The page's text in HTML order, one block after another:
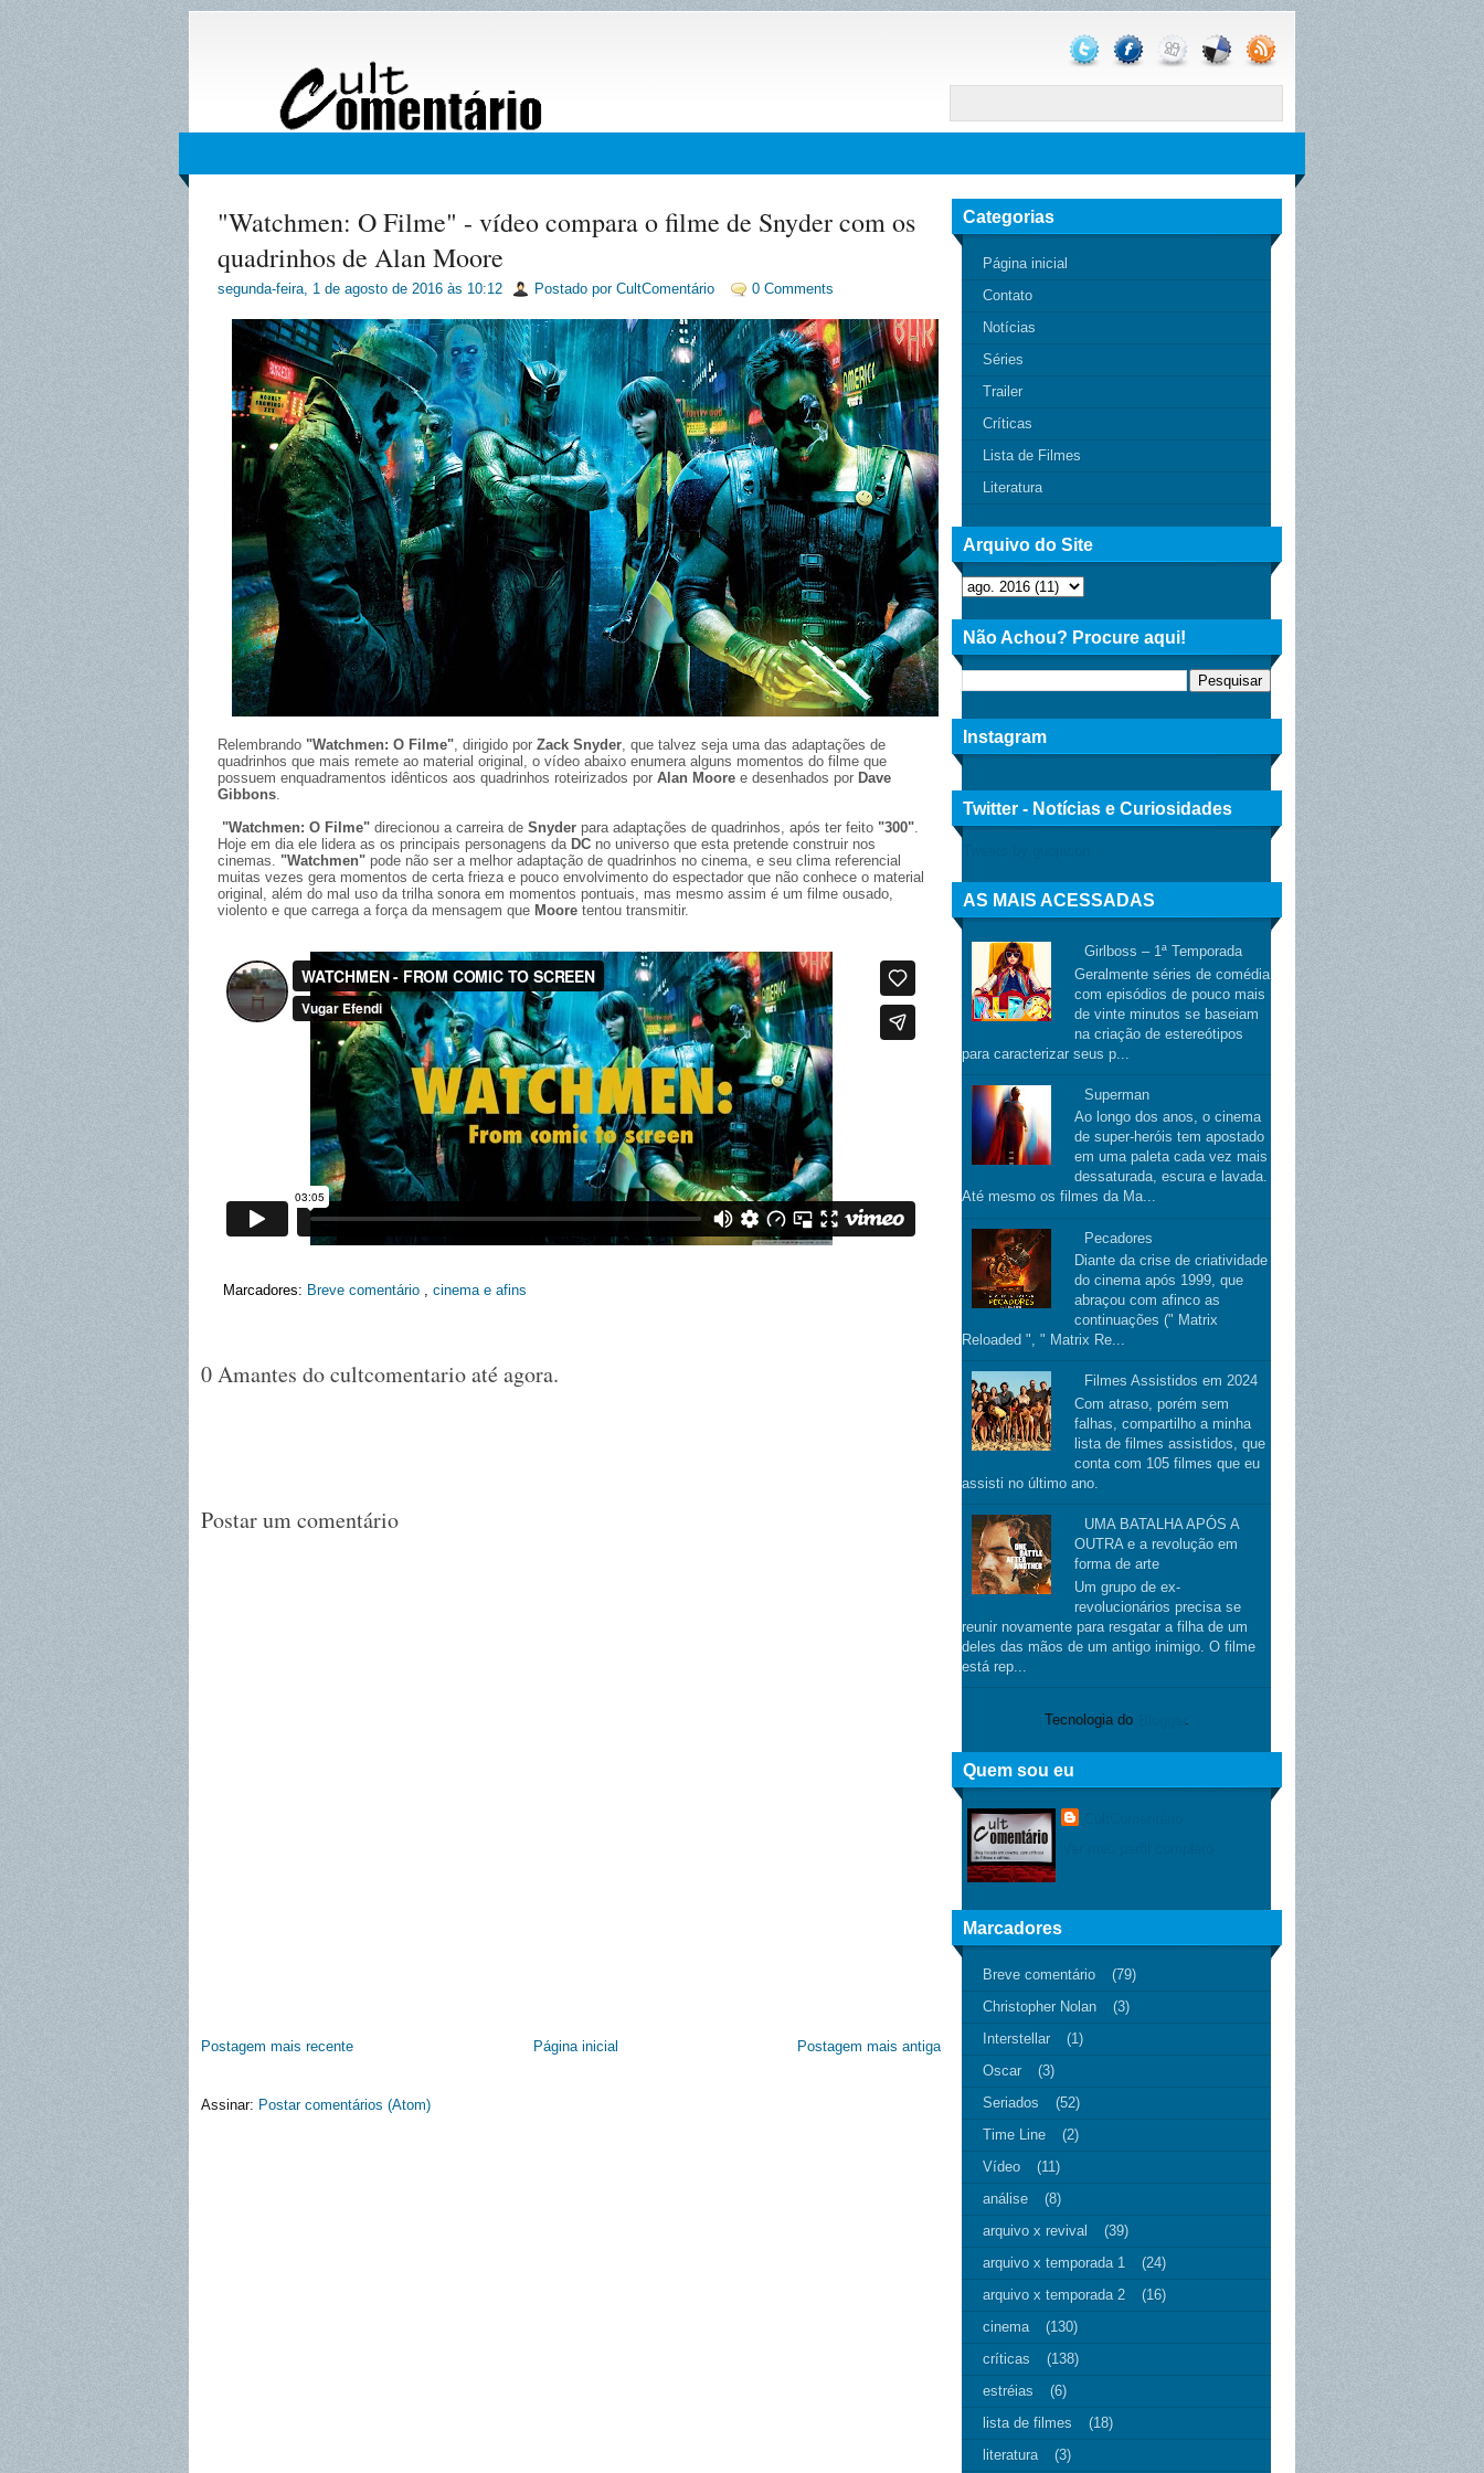
"Watchmen: O Filme" - vídeo compara o filme de Snyder com os
quadrinhos de Alan Moore
segunda-feira, 1 de agosto de 2016 às 10:12 Postado por CultComentário 0 Comments
Relembrando "Watchmen: O Filme", dirigido por Zack Snyder, que talvez seja uma das adaptações de
quadrinhos que mais remete ao material original, o vídeo abaixo enumera alguns momentos do filme que
possuem enquadramentos idênticos aos quadrinhos roteirizados por Alan Moore e desenhados por Dave
Gibbons.
"Watchmen: O Filme" direcionou a carreira de Snyder para adaptações de quadrinhos, após ter feito "300".
Hoje em dia ele lidera as os principais personagens da DC no universo que esta pretende construir nos
cinemas. "Watchmen" pode não ser a melhor adaptação de quadrinhos no cinema, e seu clima referencial
muitas vezes gera momentos de certa frieza e pouco envolvimento do espectador que não conhece o material
original, além do mal uso da trilha sonora em momentos pontuais, mas mesmo assim é um filme ousado,
violento e que carrega a força da mensagem que Moore tentou transmitir.
Marcadores: Breve comentário , cinema e afins
0 Amantes do cultcomentario até agora.
Postar um comentário
Postagem mais recente Postagem mais antiga
Página inicial
Assinar: Postar comentários (Atom)
Categorias
Página inicial
Contato
Notícias
Séries
Trailer
Críticas
Lista de Filmes
Literatura
Arquivo do Site
Não Achou? Procure aqui!
Instagram
Twitter - Notícias e Curiosidades
AS MAIS ACESSADAS
Girlboss – 1ª Temporada
Geralmente séries de comédia
com episódios de pouco mais
de vinte minutos se baseiam
na criação de estereótipos
para caracterizar seus p...
Superman
Ao longo dos anos, o cinema
de super-heróis tem apostado
em uma paleta cada vez mais
dessaturada, escura e lavada.
Até mesmo os filmes da Ma...
Pecadores
Diante da crise de criatividade
do cinema após 1999, que
abraçou com afinco as
continuações (" Matrix
Reloaded ", " Matrix Re...
Filmes Assistidos em 2024
Com atraso, porém sem
falhas, compartilho a minha
lista de filmes assistidos, que
conta com 105 filmes que eu
assisti no último ano.
UMA BATALHA APÓS A
OUTRA e a revolução em
forma de arte
Um grupo de ex-
revolucionários precisa se
reunir novamente para resgatar a filha de um
deles das mãos de um antigo inimigo. O filme
está rep...
Tecnologia do
Quem sou eu
Marcadores
Breve comentário
(79)
Christopher Nolan
(3)
Interstellar
(1)
Oscar
(3)
Seriados
(52)
Time Line
(2)
Vídeo
(11)
análise
(8)
arquivo x revival
(39)
arquivo x temporada 1
(24)
arquivo x temporada 2
(16)
cinema
(130)
críticas
(138)
estréias
(6)
lista de filmes
(18)
literatura
(3)